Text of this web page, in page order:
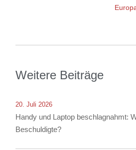
Weitere Beiträge
20. Juli 2026
Handy und Laptop beschlagnahmt:
Beschuldigte?